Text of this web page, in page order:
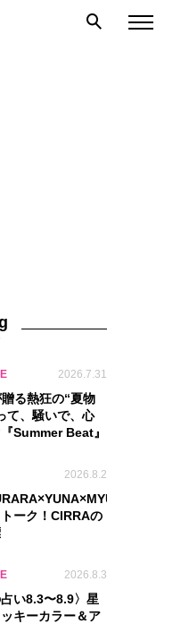
2026.7.31
る熱狂の“夏物
て、騒いで、心
Summer Beat』
2026.8.2
ーク！CIRRAの
2026.8.3
占い8.3〜8.9〉星
キーカラー＆ア